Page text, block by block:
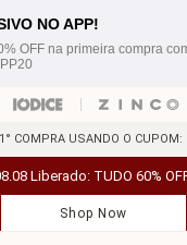
NO APP!
OFF na primeira compra
COMPRA USANDO O CUPOM:
Liberado: TUDO 60%
Shop Now